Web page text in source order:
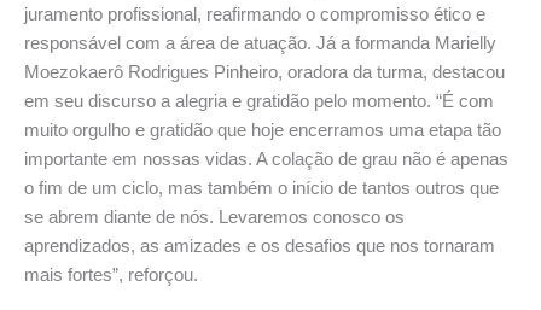
juramento profissional, reafirmando o compromisso ético e
responsável com a área de atuação. Já a formanda Marielly
Moezokaerô Rodrigues Pinheiro, oradora da turma, destacou
em seu discurso a alegria e gratidão pelo momento. “É com
muito orgulho e gratidão que hoje encerramos uma etapa tão
importante em nossas vidas. A colação de grau não é apenas
o fim de um ciclo, mas também o início de tantos outros que
se abrem diante de nós. Levaremos conosco os
aprendizados, as amizades e os desafios que nos tornaram
mais fortes”, reforçou.